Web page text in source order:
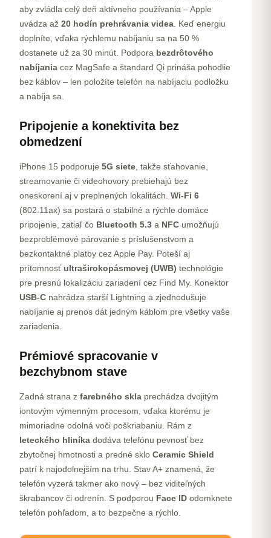
aby zvládla celý deň aktívneho používania – Apple
uvádza až 20 hodín prehrávania videa . Keď energiu
doplníte, vďaka rýchlemu nabíjaniu sa na 50 %
dostanete už za 30 minút. Podpora bezdrôtového
nabíjania cez MagSafe a štandard Qi prináša pohodlie
bez káblov – len položíte telefón na nabíjaciu podložku
a nabíja sa.
Pripojenie a konektivita bez
obmedzení
iPhone 15 podporuje 5G siete , takže sťahovanie,
streamovanie či videohovory prebiehajú bez
oneskorení aj v preplnených lokalitách. Wi-Fi 6
(802.11ax) sa postará o stabilné a rýchle domáce
pripojenie, zatiaľ čo Bluetooth 5.3 a NFC umožňujú
bezproblémové párovanie s príslušenstvom a
bezkontaktné platby cez Apple Pay. Poteší aj
prítomnosť ultraširokopásmovej (UWB) technológie
pre presnú lokalizáciu zariadení cez Find My. Konektor
USB-C nahrádza starší Lightning a zjednodušuje
nabíjanie aj prenos dát jedným káblom pre všetky vaše
zariadenia.
Prémiové spracovanie v
bezchybnom stave
Zadná strana z farebného skla prechádza dvojitým
iontovým výmenným procesom, vďaka ktorému je
mimoriadne odolná voči poškriabaniu. Rám z
leteckého hliníka dodáva telefónu pevnosť bez
zbytočnej hmotnosti a predné sklo Ceramic Shield
patrí k najodolnejším na trhu. Stav A+ znamená, že
telefón vyzerá takmer ako nový – bez viditeľných
škrabancov či odrenín. S podporou Face ID odomknete
telefón pohľadom, a to bezpečne a rýchlo.